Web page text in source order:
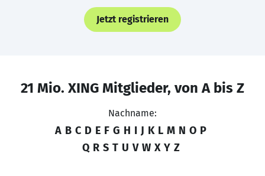
Jetzt registrieren
21 Mio. XING Mitglieder, von A bis Z
Nachname:
A B C D E F G H I J K L M N O P
Q R S T U V W X Y Z